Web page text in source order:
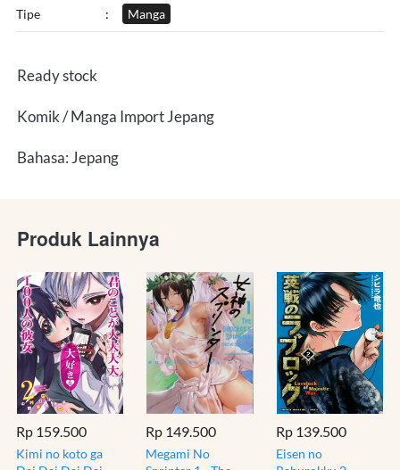
Tipe : Manga
Ready stock
Komik / Manga Import Jepang
Bahasa: Jepang
Produk Lainnya
Rp 159.500
Kimi no koto ga
Rp 149.500
Megami No
Rp 139.500
Eisen no